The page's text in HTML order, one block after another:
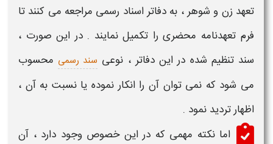
تعهد زن و شوهر ، به دفاتر اسناد رسمی مراجعه می کنند تا
فرم تعهدنامه محضری را تکمیل نمایند . در این صورت ،
سند تنظیم شده در این دفاتر ، نوعی سند رسمی محسوب
می شود که نمی توان آن را انکار نموده یا نسبت به آن ،
اظهار تردید نمود .
اما نکته مهمی که در این خصوص وجود دارد ، آن